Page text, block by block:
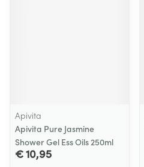
Apivita
Apivita Pure Jasmine
Shower Gel Ess Oils 250ml
€ 10,95